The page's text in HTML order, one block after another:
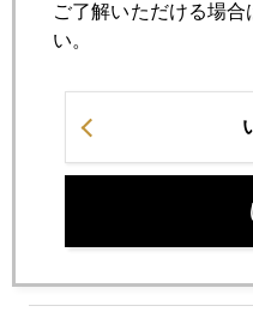
2006年09月25日
ワシントン協定年度末に波
2006年09月22日
ご了解いただける場
い。